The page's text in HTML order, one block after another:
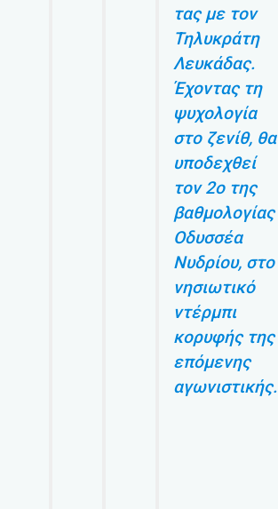
τας με τον
Τηλυκράτη
Λευκάδας.
Έχοντας τη
ψυχολογία
στο ζενίθ, θα
υποδεχθεί
τον 2ο της
βαθμολογίας
Οδυσσέα
Νυδρίου, στο
νησιωτικό
ντέρμπι
κορυφής της
επόμενης
αγωνιστικής.